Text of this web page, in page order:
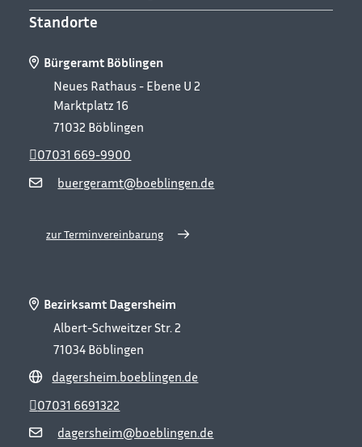
Standorte
Bürgeramt Böblingen
Neues Rathaus - Ebene U 2
Marktplatz 16
71032 Böblingen
buergeramt@boeblingen.de
07031 669-9900
zur Terminvereinbarung
Bezirksamt Dagersheim
Albert-Schweitzer Str. 2
71034 Böblingen
dagersheim.boeblingen.de
dagersheim@boeblingen.de
07031 6691322